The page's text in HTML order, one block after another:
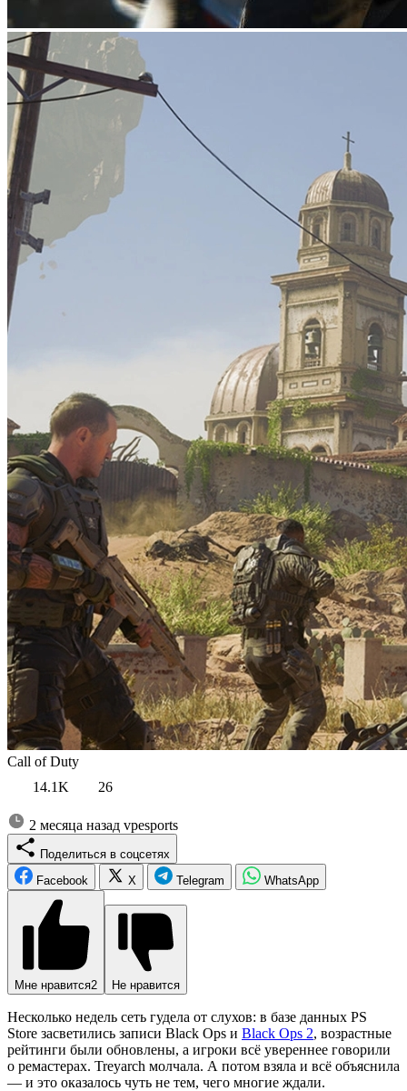
Call of Duty
14.1K
26
2 месяца назад vpesports
Поделиться в соцсетях
Facebook
X Telegram WhatsApp
Мне нравится2 Не нравится
Несколько недель сеть гудела от слухов: в базе данных PS
Store засветились записи Black Ops и Black Ops 2, возрастные
рейтинги были обновлены, а игроки всё увереннее говорили
о ремастерах. Treyarch молчала. А потом взяла и всё объяснила
— и это оказалось чуть не тем, чего многие ждали.